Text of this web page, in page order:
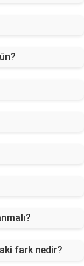
fark nedir?